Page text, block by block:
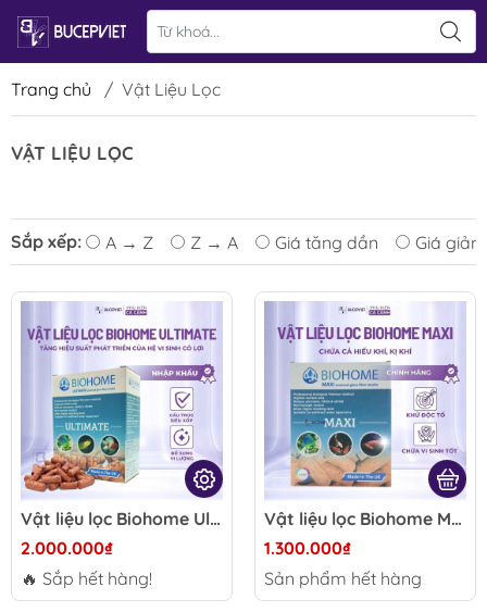
Trang chủ / Vật Liệu Lọc
VẬT LIỆU LỌC
Sắp xếp: A → Z Z → A Giá tăng dần Giá
Vật liệu lọc Biohome Ultimate 2.5kg - Hỗ trợ xử lý Amoniac NO2 NO3, tăng hệ vi sinh cho hồ cá Koi
2.000.000₫
🔥 Sắp hết hàng!
Vật liệu lọc Biohome Maxi 2.5kg
1.300.000₫
Sản phẩm hết hàng